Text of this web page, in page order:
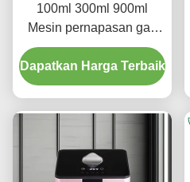
100ml 300ml 900ml
Mesin pernapasan gas
hidrogen Meningkatkan
kesehatan dengan H2
dan O2
Dapatkan Harga Terbaik